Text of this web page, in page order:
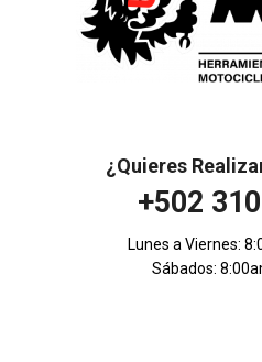
¿Quieres
+502
Lunes a Viernes:
Sábados: